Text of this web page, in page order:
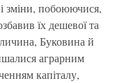
зміни, побоюючися,
їх дешевої та
Буковина й
аграрним
капіталу,